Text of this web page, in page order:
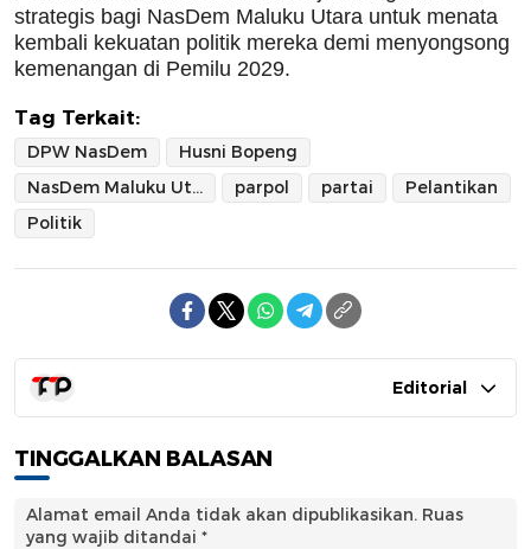
strategis bagi NasDem Maluku Utara untuk menata
kembali kekuatan politik mereka demi menyongsong
kemenangan di Pemilu 2029.
Tag Terkait:
DPW NasDem
Husni Bopeng
NasDem Maluku Utara
parpol partai
Pelantikan
Politik
Editorial
TINGGALKAN BALASAN
Alamat email Anda tidak akan dipublikasikan. Ruas
yang wajib ditandai *